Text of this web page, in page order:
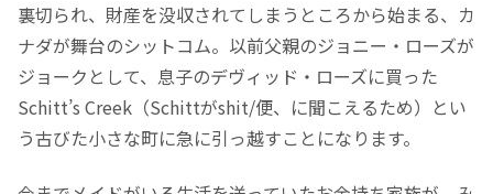
裏切られ、財産を没収されてしまうところから始まる、カ
ナダが舞台のシットコム。以前父親のジョニー・ローズが
ジョークとして、息子のデヴィッド・ローズに買った
Schitt’s Creek（Schittがshit/便、に聞こえるため）とい
う古びた小さな町に急に引っ越すことになります。